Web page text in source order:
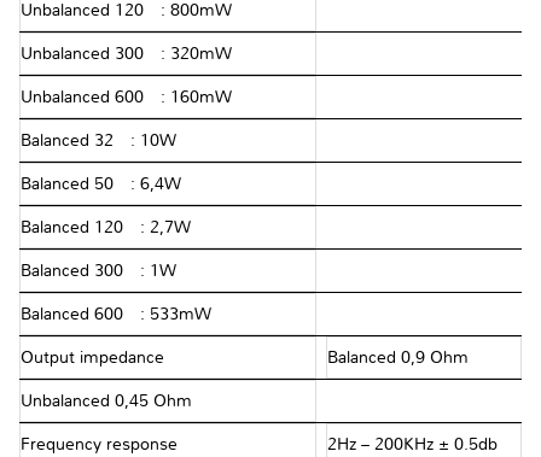
Unbalanced 120 Ω: 800mW
Unbalanced 300 Ω: 320mW
Unbalanced 600 Ω: 160mW
Balanced 32 Ω: 10W
Balanced 50 Ω: 6,4W
Balanced 120 Ω: 2,7W
Balanced 300 Ω: 1W
Balanced 600 Ω: 533mW
Output impedance Balanced 0,9 Ohm
Unbalanced 0,45 Ohm
Frequency response 2Hz – 200KHz ± 0.5db